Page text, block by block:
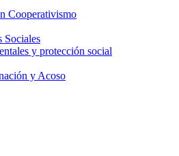
Cooperativismo
Sociales
y protección social
y Acoso